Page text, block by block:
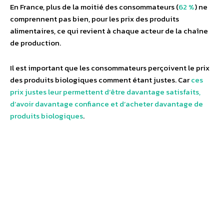
En France, plus de la moitié des consommateurs (62 %) ne
comprennent pas bien, pour les prix des produits
alimentaires, ce qui revient à chaque acteur de la chaîne
de production.
Il est important que les consommateurs perçoivent le prix
des produits biologiques comment étant justes. Carces
prix justes leur permettent d’être davantage satisfaits,
d’avoir davantage confiance et d’acheter davantage de
produits biologiques.